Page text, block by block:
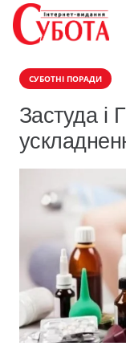
СУБОТНІ ПОРАДИ
Застуда і